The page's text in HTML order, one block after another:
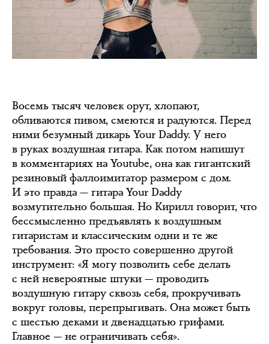
Восемь тысяч человек орут, хлопают,
обливаются пивом, смеются и радуются. Перед
ними безумный дикарь Your Daddy. У него
в руках воздушная гитара. Как потом напишут
в комментариях на Youtube, она как гигантский
резиновый фаллоимитатор размером с дом.
И это правда — гитара Your Daddy
возмутительно большая. Но Кирилл говорит, что
бессмысленно предъявлять к воздушным
гитаристам и классическим одни и те же
требования. Это просто совершенно другой
инструмент: «Я могу позволить себе делать
с ней невероятные штуки — проводить
воздушную гитару сквозь себя, прокручивать
вокруг головы, перепрыгивать. Она может быть
с шестью деками и двенадцатью грифами.
Главное — не ограничивать себя».